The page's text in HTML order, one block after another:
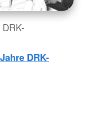
DRK-
DRK-